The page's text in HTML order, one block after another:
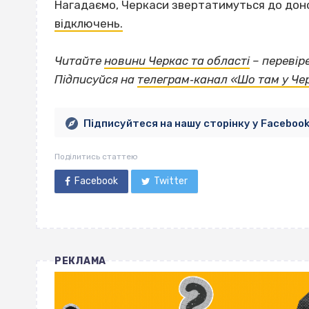
Нагадаємо, Черкаси звертатимуться до
відключень.
Читайте новини Черкас та області–
Підписуйся на телеграм‐канал «Шо там у
Підписуйтеся на нашу сторінку у Facebook
Поділитись статтею
Facebook Twitter
РЕКЛАМА